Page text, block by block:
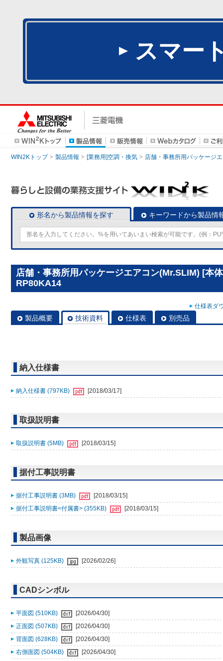
スマー
WIN2Kトップ 製品情報 [業務用]空調・換気 店舗・事務所用パッケージ
形名から製品情報を探す キーワードから製品情
店舗・事務所用パッケージエアコン(Mr.SLIM) [本
RP80KA14
仕様表ダ
製品概要 技術資料 仕様表 別売品
納入仕様書
納入仕様書 (797KB) [2018/03/17]
取扱説明書
取扱説明書 (5MB) [2018/03/15]
据付工事説明書
据付工事説明書 (3MB)
[2018/03/15]
据付工事説明書<付属書> (355KB)
[2018/03/15]
製品画像
外観写真 (125KB) [2026/02/26]
CADシンボル
平面図 (510KB)
[2026/04/30]
正面図 (507KB)
[2026/04/30]
背面図 (628KB)
[2026/04/30]
右側面図 (504KB)
[2026/04/30]